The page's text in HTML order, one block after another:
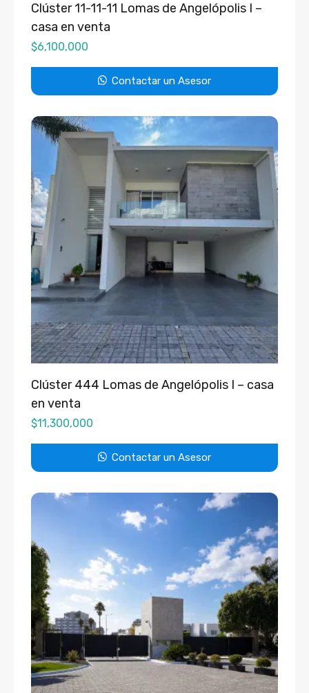
Clúster 11-11-11 Lomas de Angelópolis I –
casa en venta
$6,100,000
Contactar un Asesor
Clúster 444 Lomas de Angelópolis I – casa
en venta
$11,300,000
Contactar un Asesor